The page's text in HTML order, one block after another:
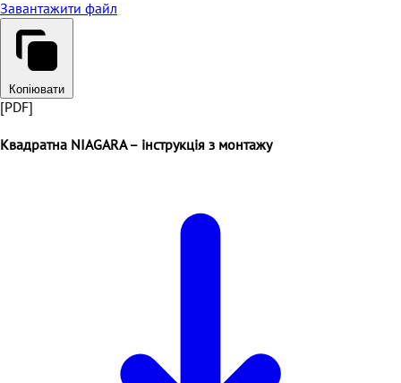
Завантажити файл
Копіювати
[PDF]
Квадратна NIAGARA – інструкція з монтажу